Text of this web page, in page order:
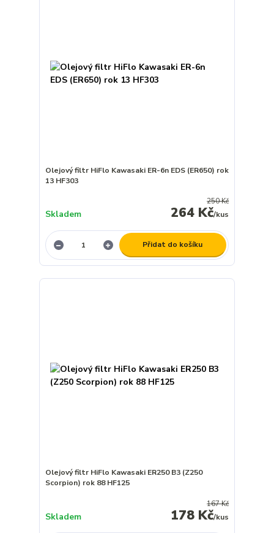
Olejový filtr HiFlo Kawasaki ER-6n EDS (ER650) rok
13 HF303
250 Kč
264 Kč/kus
Skladem
Přidat do košíku
Olejový filtr HiFlo Kawasaki ER250 B3 (Z250
Scorpion) rok 88 HF125
167 Kč
178 Kč/kus
Skladem